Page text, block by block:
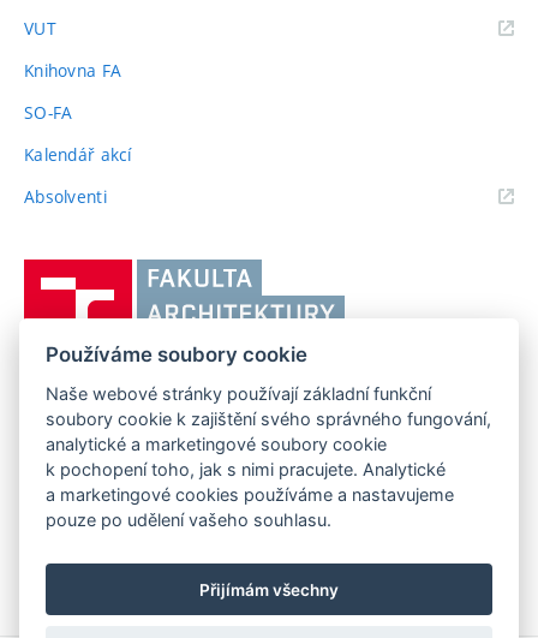
VUT(externí
Knihovna FA
SO-FA
Kalendář akcí
Absolventi(externí
Brně,
Fakulta
architektury
FAKULTA ARCHITEKTURY VUT V BRNĚ
Poříčí 273/5, 639 00 Brno
Telefon: 54114 6600
www.fa.vutbr.cz
info@fa.vutbr.cz
Používáme soubory cookie
Naše webové stránky používají základní funkční
soubory cookie k zajištění svého správného fungování,
analytické a marketingové soubory cookie
k pochopení toho, jak s nimi pracujete. Analytické
a marketingové cookies používáme a nastavujeme
pouze po udělení vašeho souhlasu.
Přijímám všechny